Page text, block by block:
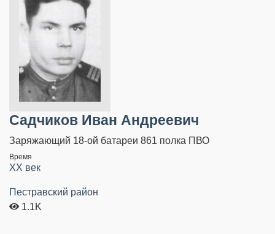
Садчиков Иван Андреевич
Заряжающий 18-ой батареи 861 полка ПВО
Время
XX век
Пестравский район
1.1K